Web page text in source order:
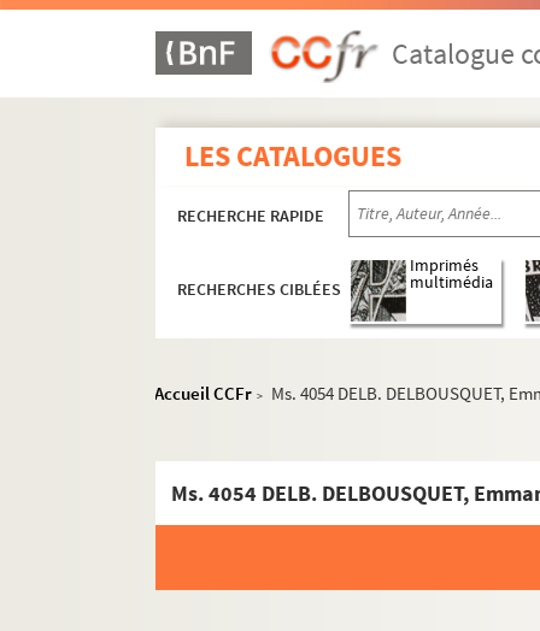
Catalogue
LES CATALOGUES
RECHERCHE RAPIDE
RECHERCHES CIBLÉES
Imprimés
multimédia
Accueil CCFr > Ms. 4054 DELB. DELBOUSQUET,
Ms. 4054 DELB. DELBOUSQUET,